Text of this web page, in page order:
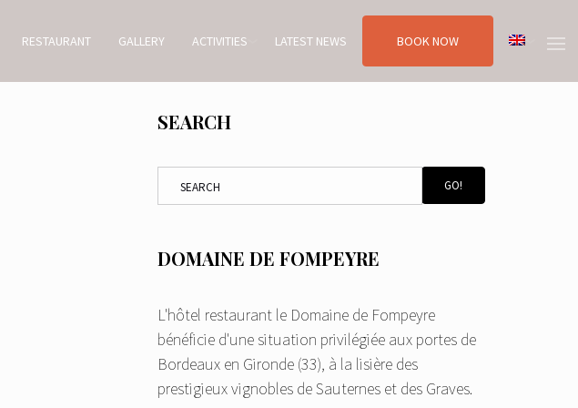
RESTAURANT GALLERY ACTIVITIES LATEST NEWS BOOK NOW
SEARCH
GO!
DOMAINE DE FOMPEYRE
L'hôtel restaurant le Domaine de Fompeyre
bénéficie d'une situation privilégiée aux portes de
Bordeaux en Gironde (33), à la lisière des
prestigieux vignobles de Sauternes et des Graves.